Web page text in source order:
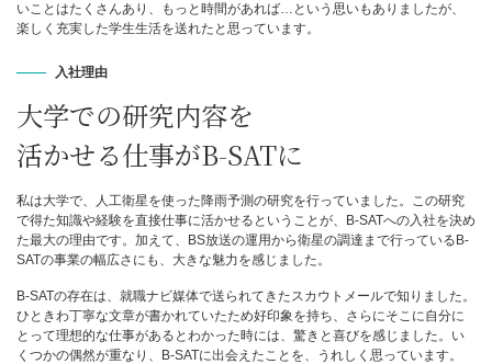
いことはたくさんあり、もっと時間があれば…という思いもありましたが、
楽しく充実した学生生活を送れたと思っています。
入社理由
大学での研究内容を
活かせる仕事がB-SATに
私は大学で、人工衛星を使った降雨予測の研究を行っていました。この研究
で得た知識や経験を直接仕事に活かせるということが、B-SATへの入社を決め
た最大の理由です。加えて、BS放送の運用から衛星の調達まで行っているB-
SATの事業の幅広さにも、大きな魅力を感じました。
B-SATの存在は、就職ナビ媒体で送られてきたスカウトメールで知りました。
ひときわ丁寧な文章が書かれていたため好印象を持ち、さらにそこに自分に
とって理想的な仕事があるとわかった時には、驚きと喜びを感じました。い
くつかの偶然が重なり、B-SATに出会えたことを、うれしく思っています。